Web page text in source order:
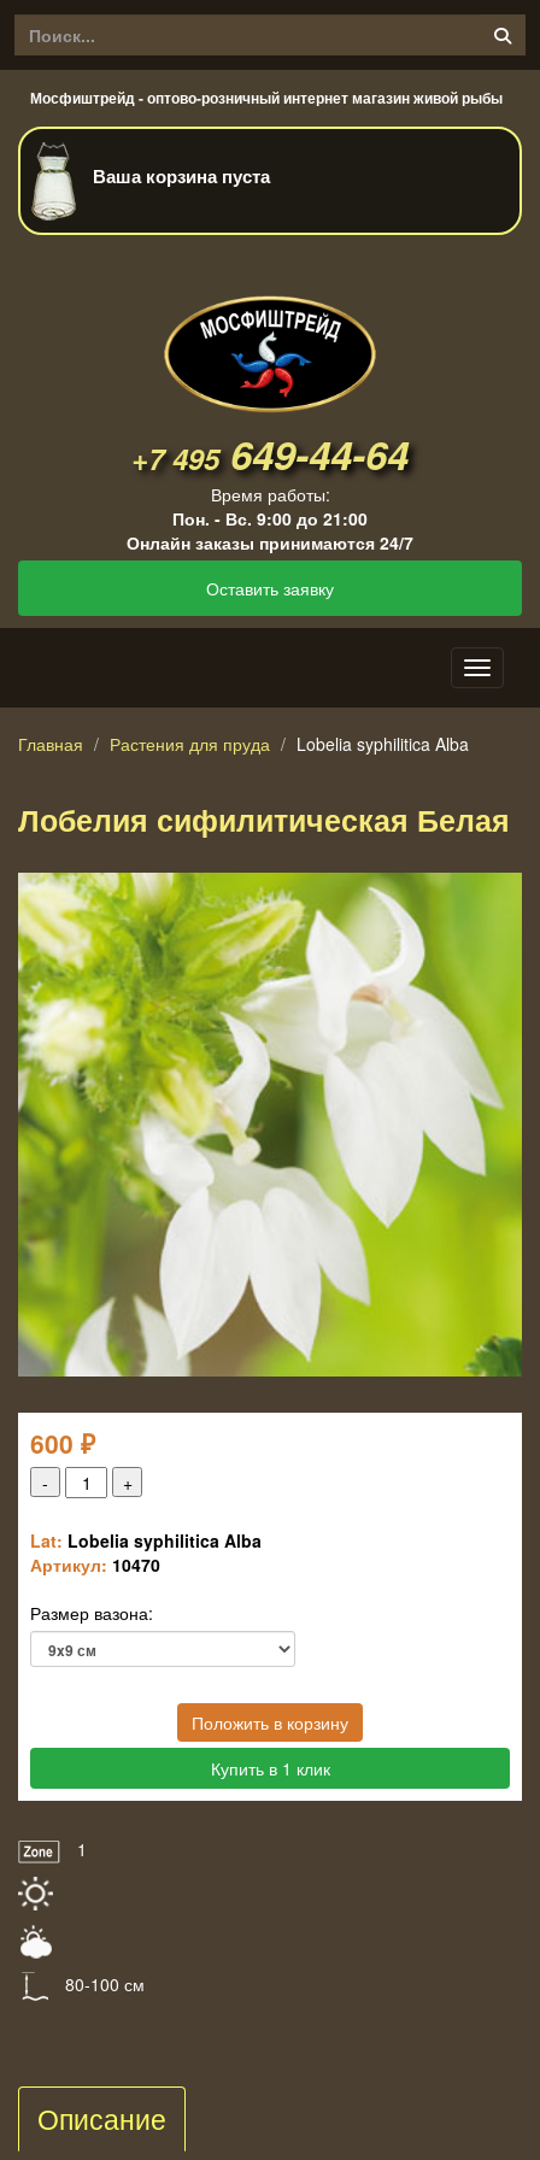
Мосфиштрейд - оптово-розничный интернет магазин живой рыбы
Ваша корзина пуста
+7 495649-44-64
Время работы:
Пон. - Вс. 9:00 до 21:00
Онлайн заказы принимаются 24/7
Оставить заявку
Главная Растения для пруда Lobelia syphilitica Alba
Лобелия сифилитическая Белая
600 ₽
Lat: Lobelia syphilitica Alba
Артикул: 10470
Размер вазона:
Положить в корзину
Купить в 1 клик
1
80-100 см
Описание